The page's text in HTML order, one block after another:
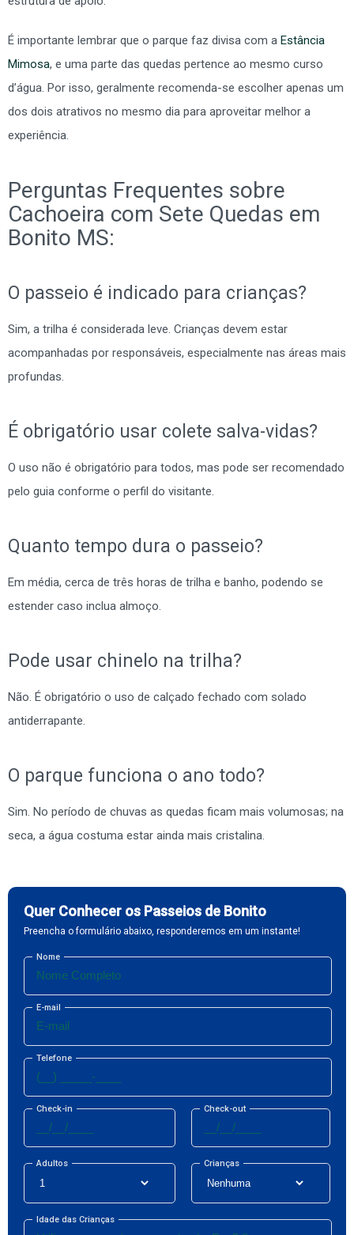
É importante lembrar que o parque faz divisa com a Estância
Mimosa, e uma parte das quedas pertence ao mesmo curso
d’água. Por isso, geralmente recomenda-se escolher apenas um
dos dois atrativos no mesmo dia para aproveitar melhor a
experiência.
Perguntas Frequentes sobre
Cachoeira com Sete Quedas em
Bonito MS:
O passeio é indicado para crianças?
Sim, a trilha é considerada leve. Crianças devem estar
acompanhadas por responsáveis, especialmente nas áreas mais
profundas.
É obrigatório usar colete salva-vidas?
O uso não é obrigatório para todos, mas pode ser recomendado
pelo guia conforme o perfil do visitante.
Quanto tempo dura o passeio?
Em média, cerca de três horas de trilha e banho, podendo se
estender caso inclua almoço.
Pode usar chinelo na trilha?
Não. É obrigatório o uso de calçado fechado com solado
antiderrapante.
O parque funciona o ano todo?
Sim. No período de chuvas as quedas ficam mais volumosas; na
seca, a água costuma estar ainda mais cristalina.
Quer Conhecer os Passeios de Bonito
Preencha o formulário abaixo, responderemos em um instante!
Nome
E-mail
Telefone
Check-in Check-out
Adultos Crianças
Idade das Crianças